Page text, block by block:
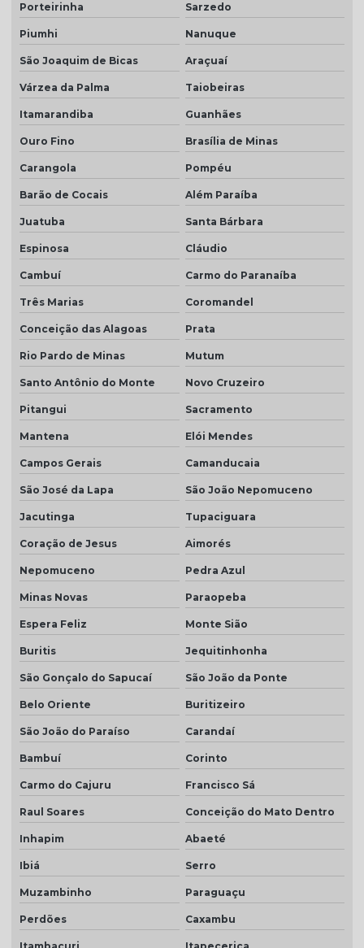
Porteirinha Sarzedo
Piumhi Nanuque
São Joaquim de Bicas Araçuaí
Várzea da Palma Taiobeiras
Itamarandiba Guanhães
Ouro Fino Brasília de Minas
Carangola Pompéu
Barão de Cocais Além Paraíba
Juatuba Santa Bárbara
Espinosa Cláudio
Cambuí Carmo do Paranaíba
Três Marias Coromandel
Conceição das Alagoas Prata
Rio Pardo de Minas Mutum
Santo Antônio do Monte Novo Cruzeiro
Pitangui Sacramento
Mantena Elói Mendes
Campos Gerais Camanducaia
São José da Lapa São João Nepomuceno
Jacutinga Tupaciguara
Coração de Jesus Aimorés
Nepomuceno Pedra Azul
Minas Novas Paraopeba
Espera Feliz Monte Sião
Buritis Jequitinhonha
São Gonçalo do Sapucaí São João da Ponte
Belo Oriente Buritizeiro
São João do Paraíso Carandaí
Bambuí Corinto
Carmo do Cajuru Francisco Sá
Raul Soares Conceição do Mato Dentro
Inhapim Abaeté
Ibiá Serro
Muzambinho Paraguaçu
Perdões Caxambu